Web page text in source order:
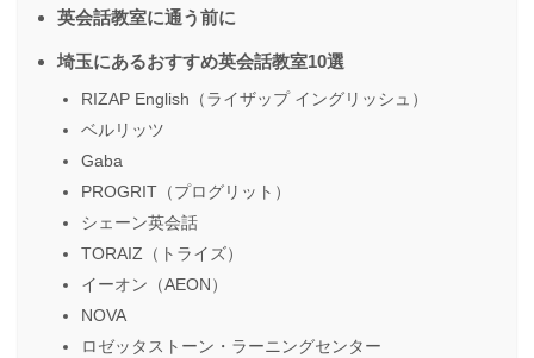
英会話教室に通う前に
埼玉にあるおすすめ英会話教室10選
RIZAP English（ライザップ イングリッシュ）
ベルリッツ
Gaba
PROGRIT（プログリット）
シェーン英会話
TORAIZ（トライズ）
イーオン（AEON）
NOVA
ロゼッタストーン・ラーニングセンター